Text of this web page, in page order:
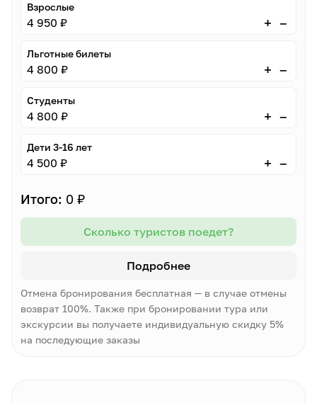
Взрослые
4 950 ₽ + –
Льготные билеты
4 800 ₽ + –
Студенты
4 800 ₽ + –
Дети 3-16 лет
4 500 ₽ + –
Итого: 0 ₽
Сколько туристов поедет?
Подробнее
Отмена бронирования бесплатная — в случае отмены
возврат 100%. Также при бронировании тура или
экскурсии вы получаете индивидуальную скидку 5%
на последующие заказы